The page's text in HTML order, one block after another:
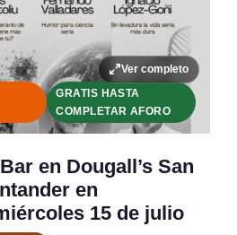
Ver completo
GRATIS HASTA
COMPLETAR AFORO
en Dougall’s San
en
15 de julio